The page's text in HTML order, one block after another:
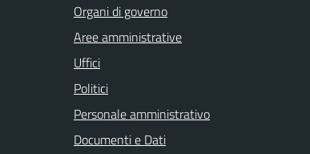
Organi di governo
Aree amministrative
Uffici
Politici
Personale amministrativo
Documenti e Dati